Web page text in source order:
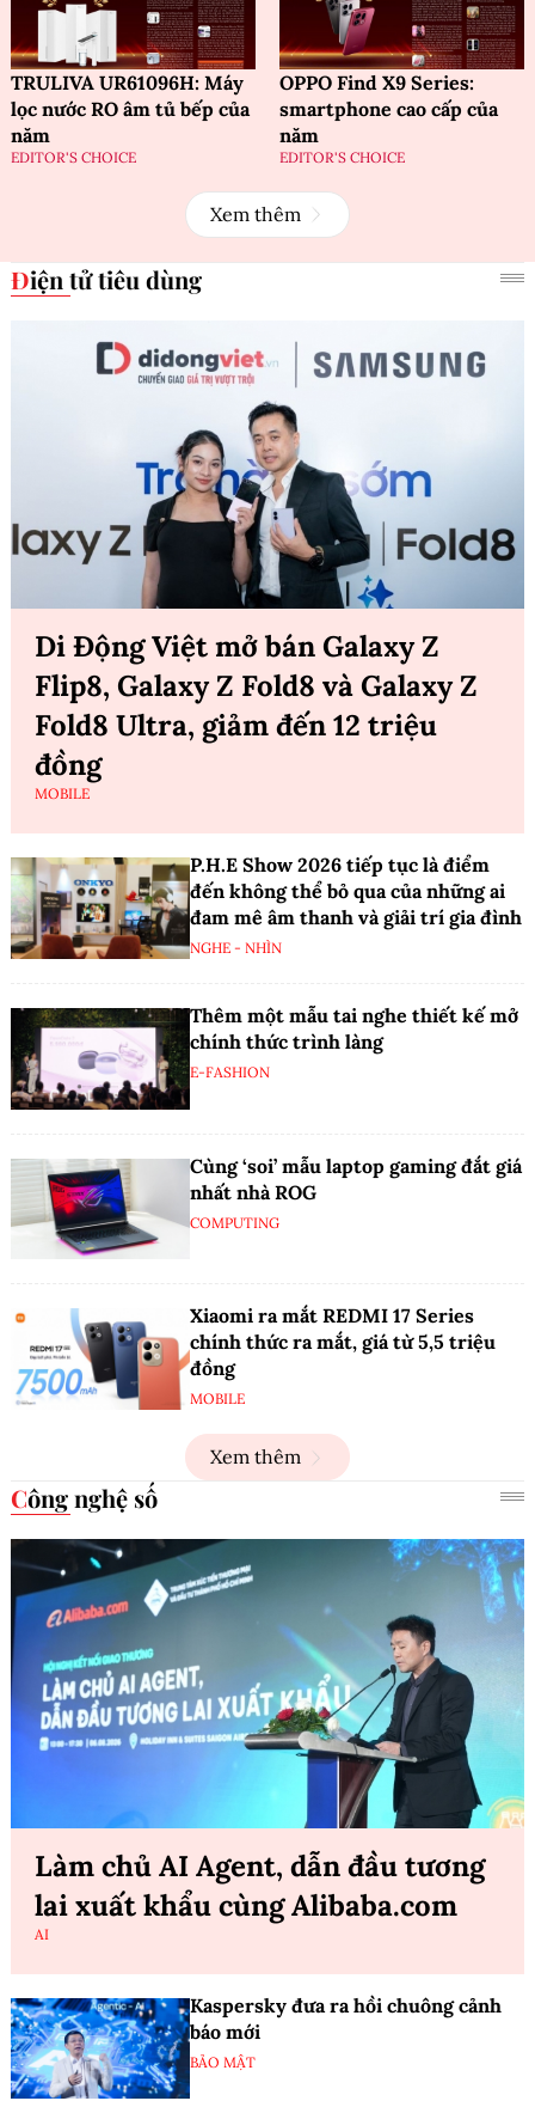
TRULIVA UR61096H: Máy
lọc nước RO âm tủ bếp của
năm
EDITOR'S CHOICE
OPPO Find X9 Series:
smartphone cao cấp của
năm
EDITOR'S CHOICE
Xem thêm
Điện tử tiêu dùng
Di Động Việt mở bán Galaxy Z
Flip8, Galaxy Z Fold8 và Galaxy Z
Fold8 Ultra, giảm đến 12 triệu
đồng
MOBILE
P.H.E Show 2026 tiếp tục là điểm
đến không thể bỏ qua của những ai
đam mê âm thanh và giải trí gia đình
NGHE - NHÌN
Thêm một mẫu tai nghe thiết kế mở
chính thức trình làng
E-FASHION
Cùng ‘soi’ mẫu laptop gaming đắt giá
nhất nhà ROG
COMPUTING
Xiaomi ra mắt REDMI 17 Series
chính thức ra mắt, giá từ 5,5 triệu
đồng
MOBILE
Xem thêm
Công nghệ số
Làm chủ AI Agent, dẫn đầu tương
lai xuất khẩu cùng Alibaba.com
AI
Kaspersky đưa ra hồi chuông cảnh
báo mới
BẢO MẬT